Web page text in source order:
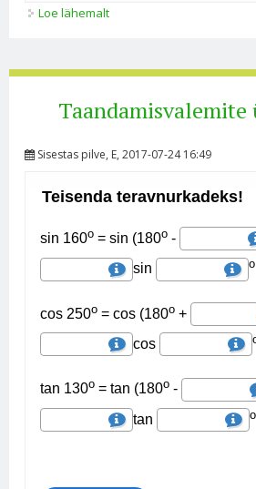
Loe lähemalt
Taandamisvalemite
Sisestas pilve, E, 2017-07-24 16:49